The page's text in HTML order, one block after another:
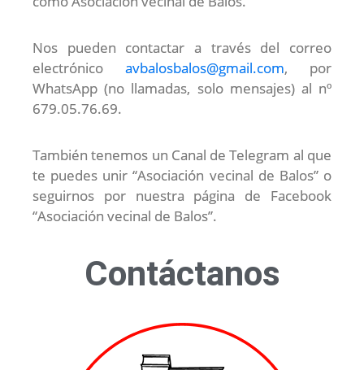
Nos pueden contactar a través del correo
electrónico avbalosbalos@gmail.com, por
WhatsApp (no llamadas, solo mensajes) al nº
679.05.76.69.
También tenemos un Canal de Telegram al que
te puedes unir “Asociación vecinal de Balos” o
seguirnos por nuestra página de Facebook
“Asociación vecinal de Balos”.
Contáctanos